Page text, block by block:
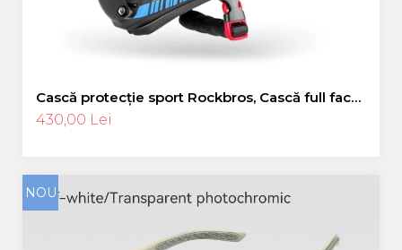
Cască protecție sport Rockbros, Cască full face,
albastru 55-58 cm
430,00 Lei
NOU